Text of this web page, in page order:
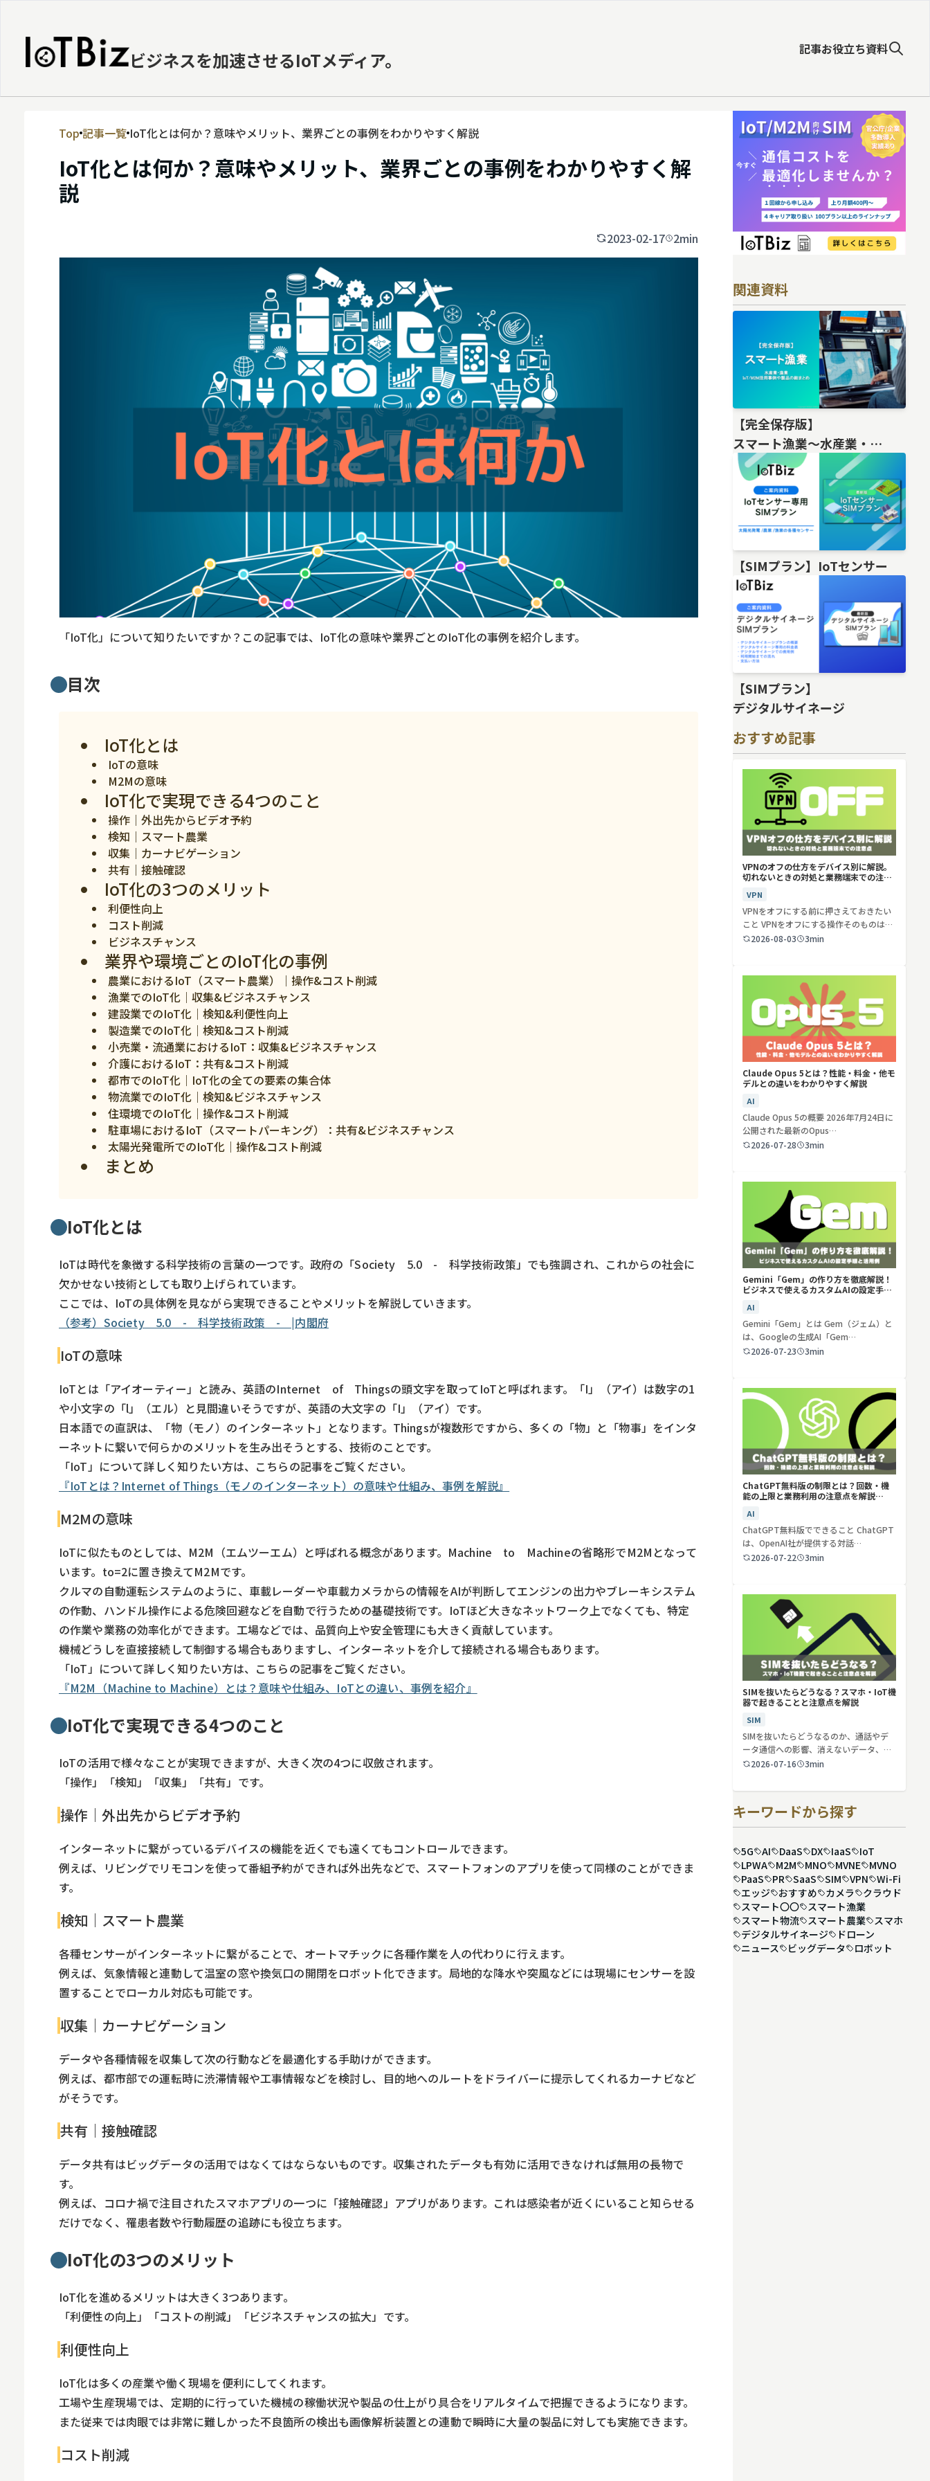
ビジネスを加速させるIoTメディア。 記事お役立ち資料
MVNE
エッジ
ビッグデータ
スマート漁業
PR
5G
クラウド
VPN
スマート農業
ドローン
ロボット
Wi-Fi
SaaS
おすすめ
Top 記事一覧 IoT化とは何か？意味やメリット、業界ごとの事例をわかりやすく解説
IoT化とは何か？意味やメリット、業界ごとの事例をわかりやすく解
説
2023-02-17 2min
「IoT化」について知りたいですか？この記事では、IoT化の意味や業界ごとのIoT化の事例を紹介します。
目次
IoT化とは
IoTの意味
M2Mの意味
IoT化で実現できる4つのこと
操作｜外出先からビデオ予約
検知｜スマート農業
収集｜カーナビゲーション
共有｜接触確認
IoT化の3つのメリット
利便性向上
コスト削減
ビジネスチャンス
業界や環境ごとのIoT化の事例
農業におけるIoT（スマート農業）｜操作&コスト削減
漁業でのIoT化｜収集&ビジネスチャンス
建設業でのIoT化｜検知&利便性向上
製造業でのIoT化｜検知&コスト削減
小売業・流通業におけるIoT：収集&ビジネスチャンス
介護におけるIoT：共有&コスト削減
都市でのIoT化｜IoT化の全ての要素の集合体
物流業でのIoT化｜検知&ビジネスチャンス
住環境でのIoT化｜操作&コスト削減
駐車場におけるIoT（スマートパーキング）：共有&ビジネスチャンス
太陽光発電所でのIoT化｜操作&コスト削減
まとめ
IoT化とは
IoTは時代を象徴する科学技術の言葉の一つです。政府の「Society 5.0 - 科学技術政策」でも強調され、これからの社会に
欠かせない技術としても取り上げられています。
ここでは、IoTの具体例を見ながら実現できることやメリットを解説していきます。
（参考）Society 5.0 - 科学技術政策 - |内閣府
IoTの意味
IoTとは「アイオーティー」と読み、英語のInternet of Thingsの頭文字を取ってIoTと呼ばれます。「I」（アイ）は数字の1
や小文字の「l」（エル）と見間違いそうですが、英語の大文字の「I」（アイ）です。
日本語での直訳は、「物（モノ）のインターネット」となります。Thingsが複数形ですから、多くの「物」と「物事」をインタ
ーネットに繋いで何らかのメリットを生み出そうとする、技術のことです。
「IoT」について詳しく知りたい方は、こちらの記事をご覧ください。
『IoTとは？Internet of Things（モノのインターネット）の意味や仕組み、事例を解説』
M2Mの意味
IoTに似たものとしては、M2M（エムツーエム）と呼ばれる概念があります。Machine to Machineの省略形でM2Mとなって
います。to=2に置き換えてM2Mです。
クルマの自動運転システムのように、車載レーダーや車載カメラからの情報をAIが判断してエンジンの出力やブレーキシステム
の作動、ハンドル操作による危険回避などを自動で行うための基礎技術です。IoTほど大きなネットワーク上でなくても、特定
の作業や業務の効率化ができます。工場などでは、品質向上や安全管理にも大きく貢献しています。
機械どうしを直接接続して制御する場合もありますし、インターネットを介して接続される場合もあります。
「IoT」について詳しく知りたい方は、こちらの記事をご覧ください。
『M2M（Machine to Machine）とは？意味や仕組み、IoTとの違い、事例を紹介』
IoT化で実現できる4つのこと
IoTの活用で様々なことが実現できますが、大きく次の4つに収斂されます。
「操作」「検知」「収集」「共有」です。
操作｜外出先からビデオ予約
インターネットに繋がっているデバイスの機能を近くでも遠くてもコントロールできます。
例えば、リビングでリモコンを使って番組予約ができれば外出先などで、スマートフォンのアプリを使って同様のことができま
す。
検知｜スマート農業
各種センサーがインターネットに繋がることで、オートマチックに各種作業を人の代わりに行えます。
例えば、気象情報と連動して温室の窓や換気口の開閉をロボット化できます。局地的な降水や突風などには現場にセンサーを設
置することでローカル対応も可能です。
収集｜カーナビゲーション
データや各種情報を収集して次の行動などを最適化する手助けができます。
例えば、都市部での運転時に渋滞情報や工事情報などを検討し、目的地へのルートをドライバーに提示してくれるカーナビなど
がそうです。
共有｜接触確認
データ共有はビッグデータの活用ではなくてはならないものです。収集されたデータも有効に活用できなければ無用の長物で
す。
例えば、コロナ禍で注目されたスマホアプリの一つに「接触確認」アプリがあります。これは感染者が近くにいること知らせる
だけでなく、罹患者数や行動履歴の追跡にも役立ちます。
IoT化の3つのメリット
IoT化を進めるメリットは大きく3つあります。
「利便性の向上」「コストの削減」「ビジネスチャンスの拡大」です。
利便性向上
IoT化は多くの産業や働く現場を便利にしてくれます。
工場や生産現場では、定期的に行っていた機械の稼働状況や製品の仕上がり具合をリアルタイムで把握できるようになります。
また従来では肉眼では非常に難しかった不良箇所の検出も画像解析装置との連動で瞬時に大量の製品に対しても実施できます。
コスト削減
関連資料
【完全保存版】
スマート漁業〜水産業・
漁業IoT/M2M活用事例や製品の総
【SIMプラン】IoTセンサー
【SIMプラン】
デジタルサイネージ
おすすめ記事
VPNのオフの仕方をデバイス別に解説。
切れないときの対処と業務端末での注意
VPN
VPNをオフにする前に押さえておきたい
こと VPNをオフにする操作そのものは、
ど…2026-08-03 3min
Claude Opus 5とは？性能・料金・他モ
デルとの違いをわかりやすく解説
AI
Claude Opus 5の概要 2026年7月24日に
公開された最新のOpus…
2026-07-28
3min
Gemini「Gem」の作り方を徹底解説！
ビジネスで使えるカスタムAIの設定手順
AI
Gemini「Gem」とは Gem（ジェム）と
は、Googleの生成AI「Gem…
2026-07-23
3min
ChatGPT無料版の制限とは？回数・機
能の上限と業務利用の注意点を解説
AI
ChatGPT無料版でできること ChatGPT
は、OpenAI社が提供する対話…
2026-07-22
3min
SIMを抜いたらどうなる？スマホ・IoT機
器で起きることと注意点を解説
SIM
SIMを抜いたらどうなるのか、通話やデ
ータ通信への影響、消えないデータ、解
約や端…
2026-07-16 3min
キーワードから探す
5G AI DaaS DX IaaS
IoT
LPWA
M2M MNO MVNE
MVNO
PaaS
PR SaaS SIM VPN
Wi-Fi
エッジ
おすすめ カメラ
クラウド
スマート〇〇
スマート漁業
スマート物流
スマート農業
スマホ
デジタルサイネージ
ドローン
ニュース
ビッグデータ ロボット